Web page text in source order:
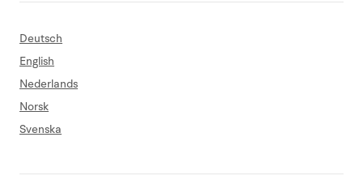
Deutsch
English
Nederlands
Norsk
Svenska